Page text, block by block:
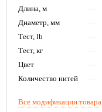
Длина, м
—
Диаметр, мм
—
Тест, lb
—
Тест, кг
—
Цвет
—
Количество нитей
—
Все модификации товара